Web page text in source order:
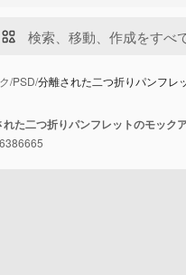
/PSD/分離された二つ折りパンフレ
れた二つ折りパンフレットのモック